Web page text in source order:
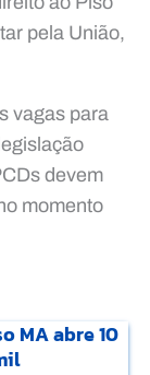
pela União,
vagas para
devem
momento
MA abre 10